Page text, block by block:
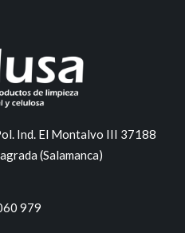
Ind. El Montalvo III 37188
(Salamanca)
979